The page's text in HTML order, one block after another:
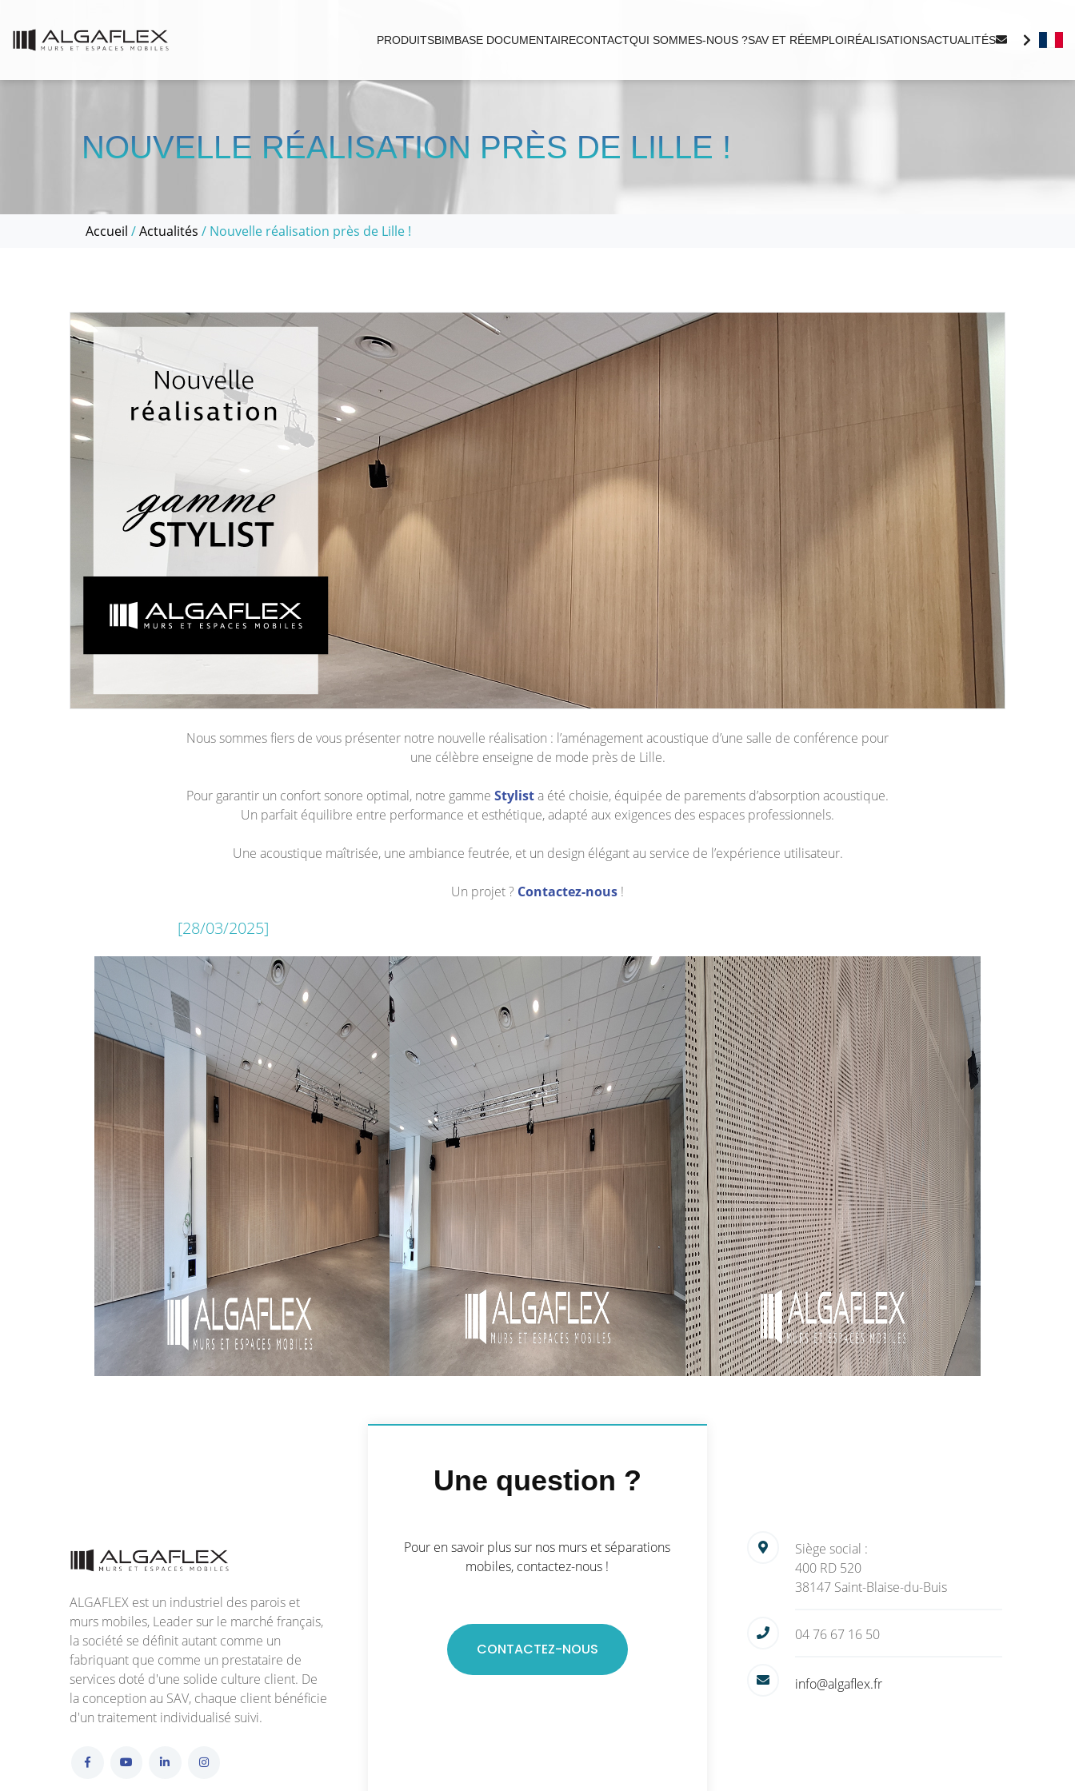
PRODUITSBIMBASE DOCUMENTAIRECONTACTQUI SOMMES-NOUS ?SAV ET RÉEMPLOIRÉALISATIONSACTUALITÉS
NOUVELLE RÉALISATION PRÈS DE LILLE !
Accueil /Actualités / Nouvelle réalisation près de Lille !
Nous sommes fiers de vous présenter notre nouvelle réalisation : l’aménagement acoustique d’une salle de conférence pour
une célèbre enseigne de mode près de Lille.
Pour garantir un confort sonore optimal, notre gamme Stylista été choisie, équipée de parements d’absorption acoustique.
Un parfait équilibre entre performance et esthétique, adapté aux exigences des espaces professionnels.
Une acoustique maîtrisée, une ambiance feutrée, et un design élégant au service de l’expérience utilisateur.
Un projet ? Contactez-nous !
[28/03/2025]
ALGAFLEX est un industriel des parois et
murs mobiles, Leader sur le marché français,
la société se définit autant comme un
fabriquant que comme un prestataire de
services doté d'une solide culture client. De
la conception au SAV, chaque client bénéficie
d'un traitement individualisé suivi.
Une question ?
Pour en savoir plus sur nos murs et séparations
mobiles, contactez-nous !
CONTACTEZ-NOUS
Siège social :
400 RD 520
38147 Saint-Blaise-du-Buis
04 76 67 16 50
info@algaflex.fr